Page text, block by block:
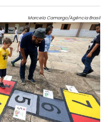
Marcelo Camargo/Agência Brasil